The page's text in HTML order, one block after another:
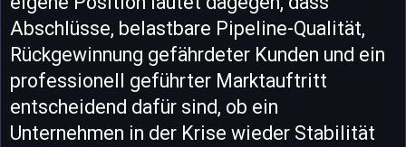
Abschlüsse, belastbare Pipeline-Qualität,
Rückgewinnung gefährdeter Kunden und ein
professionell geführter Marktauftritt
entscheidend dafür sind, ob ein
Unternehmen in der Krise wieder Stabilität